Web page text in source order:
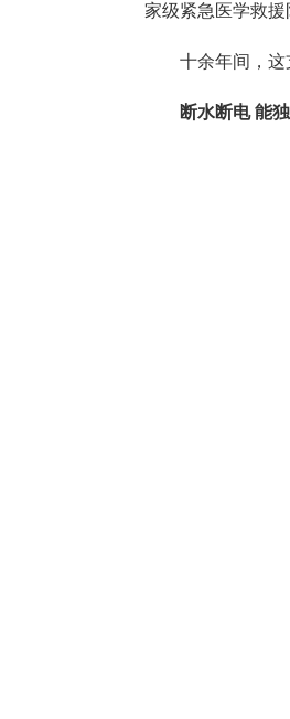
家级紧急医学救
十余年间，这
断水断电 能